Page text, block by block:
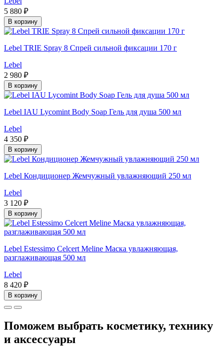
5 880 ₽
В корзину
Lebel TRIE Spray 8 Спрей сильной фиксации 170 г
Lebel
2 980 ₽
В корзину
Lebel IAU Lycomint Body Soap Гель для душа 500 мл
Lebel
4 350 ₽
В корзину
Lebel Кондиционер Жемчужный увлажняющий 250 мл
Lebel
3 120 ₽
В корзину
Lebel Estessimo Celcert Meline Маска увлажняющая,
разглаживающая 500 мл
Lebel
8 420 ₽
В корзину
Поможем выбрать косметику, технику
и аксессуары